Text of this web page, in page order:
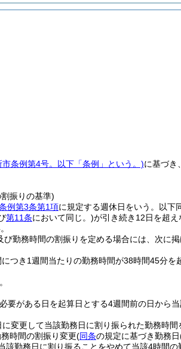
条例第4号。以下「条例」という。)に基づき
振りの基準)
例第3条第1項に規定する週休日をいう。以下
第11条において同じ。)が引き続き12日を超
勤務時間の割振りを定める場合には、次に
つき1週間当たりの勤務時間が38時間45分を
要がある日を起算日とする4週間前の日から
変更して当該勤務日に割り振られた勤務時間
時間の割振り変更(同条の規定に基づき勤務日
該勤務日に割り振ることをやめて当該4時間の